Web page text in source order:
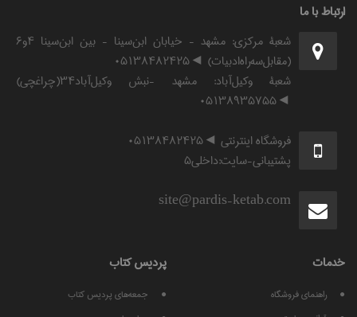
ارتباط با ما
شعبۀ مرکزی: مشهد - خیابان ابن‌سینا - بین ابن‌سینا ۴و۶
(مقابل‌سه‌راه‌ادبیات) ◄۰۵۱۳۸۴۸۲۴۲۵
شعبۀ وکیل‌آباد: مشهد -نبش وکیل‌آباد۳۴(چراغچی)
◄۰۵۱۳۸۹۳۵۷۵۵
فروشگاه اینترنتی ◄۰۵۱۳۸۴۸۲۴۲۵
پشتیبانی-سایت:داخلی۵
site@pardis-ketab.com
خدمات
راهنمای فروشگاه
پرديس كتاب
جمعه‌های پردیس کتاب